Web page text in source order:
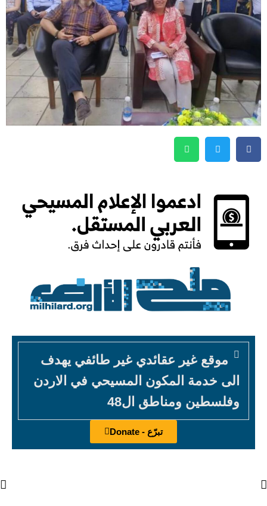
موقع غير عقائدي غير طائفي يهدف
الى خدمة المكون المسيحي في الاردن
وفلسطين ومناطق ال48
تبرّع - Donate